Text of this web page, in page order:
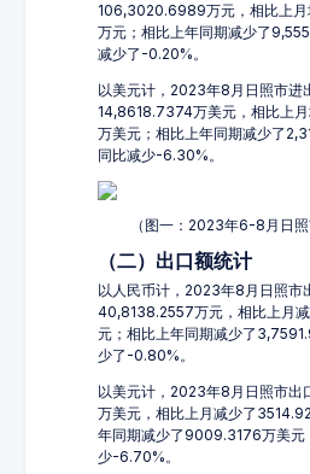
106,3020.6989万元，相比上
万元；相比上年同期减少了
减少了-0.20%。
以美元计，2023年8月日照市进
14,8618.7374万美元，相比上
万美元；相比上年同期减少了
同比减少-6.30%。
（图一：2023年6-8月日照
（二）出口额统计
以人民币计，2023年8月日照市
40,8138.2557万元，相比上月
元；相比上年同期减少了
少了-0.80%。
以美元计，2023年8月日照市
万美元，相比上月减少了
年同期减少了9009.3176万美元
少-6.70%。